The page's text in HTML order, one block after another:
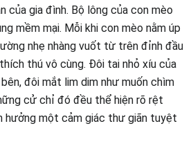
của gia đình. Bộ lông của con mèo
mềm mại. Mỗi khi con mèo nằm úp
nhẹ nhàng vuốt từ trên đỉnh đầu
thú vô cùng. Đôi tai nhỏ xíu của
đôi mắt lim dim như muốn chìm
cử chỉ đó đều thể hiện rõ rệt
hưởng một cảm giác thư giãn tuyệt